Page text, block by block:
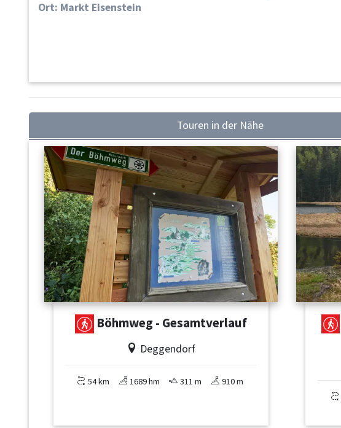
Ort: Markt Eisenstein
Touren in der Nähe
Böhmweg - Gesamtverlauf
Deggendorf
54 km 1689 hm 311 m 910 m